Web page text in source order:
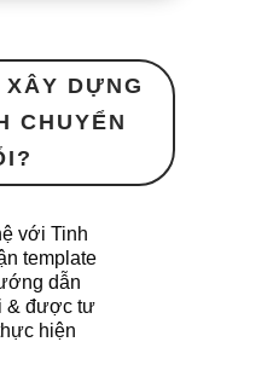
DỰNG
CHUYỂN
với Tinh
template
dẫn
& được tư
hiện